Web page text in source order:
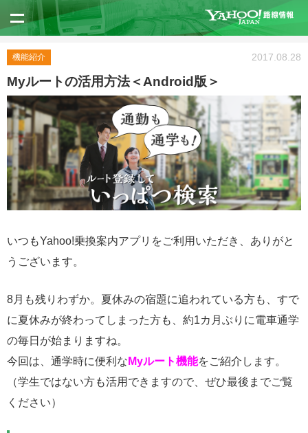
機能紹介 2017.08.28
Myルートの活用方法＜Android版＞
いつもYahoo!乗換案内アプリをご利用いただき、ありがと
うございます。
8月も残りわずか。夏休みの宿題に追われている方も、すで
に夏休みが終わってしまった方も、約1カ月 ぶりに電車通学
の毎日が始まりますね。
今回は、通学時に便利な Myルート機能をご紹介します。
（学生ではない方も活用できますので、ぜひ最後までご覧
ください）